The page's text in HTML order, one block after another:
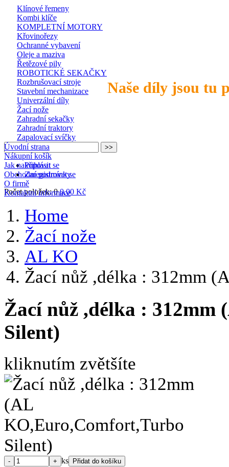
Naše díly jsou tu
Klínové řemeny
Kombi klíče
KOMPLETNÍ MOTORY
Křovinořezy
Ochranné vybavení
Oleje a maziva
Řetězové pily
ROBOTICKÉ SEKAČKY
Rozbrušovací stroje
Stavební mechanizace
Univerzální díly
Žací nože
Zahradní sekačky
Zahradní traktory
Zapalovací svíčky
Přihlásit se
Zaregistrovat se
Počet položek: 0 0,00 Kč
Úvodní strana
Nákupní košík
Jak nakupovat
Obchodní podmínky
O firmě
Kontaktní informace
Home
Žací nože
AL KO
Žací nůž ,délka : 312mm
Žací nůž ,délka :
Silent)
kliknutím zvětšíte
ks